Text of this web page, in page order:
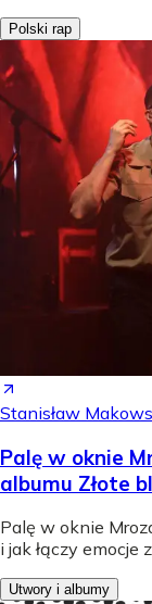
Polski rap
Stanisław
Palę w oknie
albumu Złote
Palę w oknie
i jak łączy emocje
Utwory i albumy